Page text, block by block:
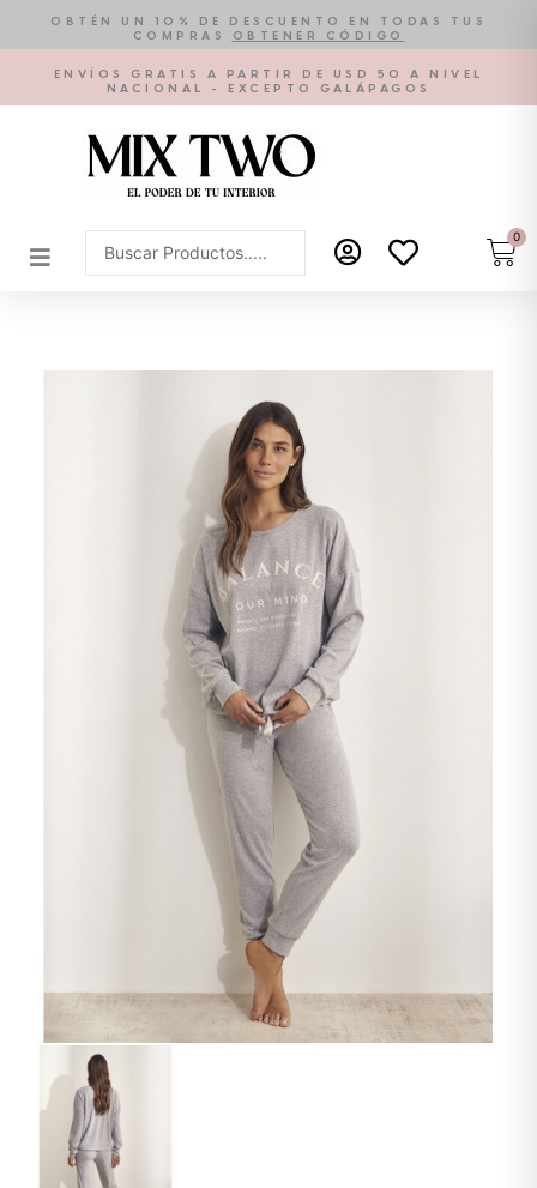
contenido
OBTÉN UN 10% DE DESCUENTO EN TODAS TUS
COMPRAS
OBTENER CÓDIGO
ENVÍOS GRATIS A PARTIR DE USD 50 A NIVEL
NACIONAL - EXCEPTO GALÁPAGOS
Search
...
0